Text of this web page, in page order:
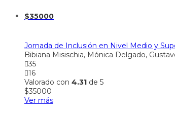
$35000
Jornada de Inclusión en Nivel Medio y
Bibiana Misischia, Mónica Delgado,
35
16
Valorado con 4.31 de 5
$35000
Ver más